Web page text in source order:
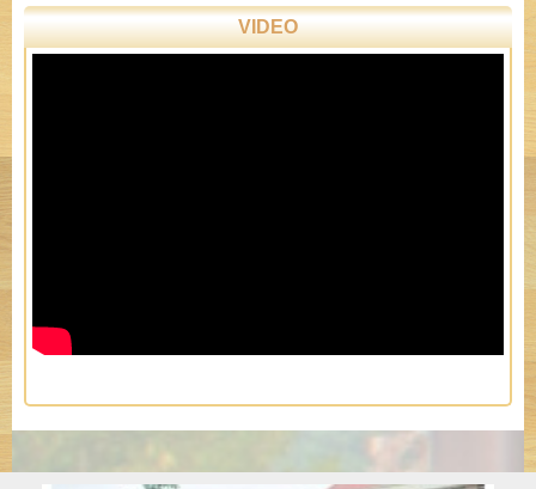
VIDEO